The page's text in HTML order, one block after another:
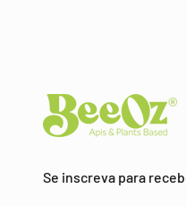
Se inscreva para